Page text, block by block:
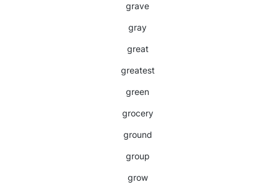
grave
gray
great
greatest
green
grocery
ground
group
grow